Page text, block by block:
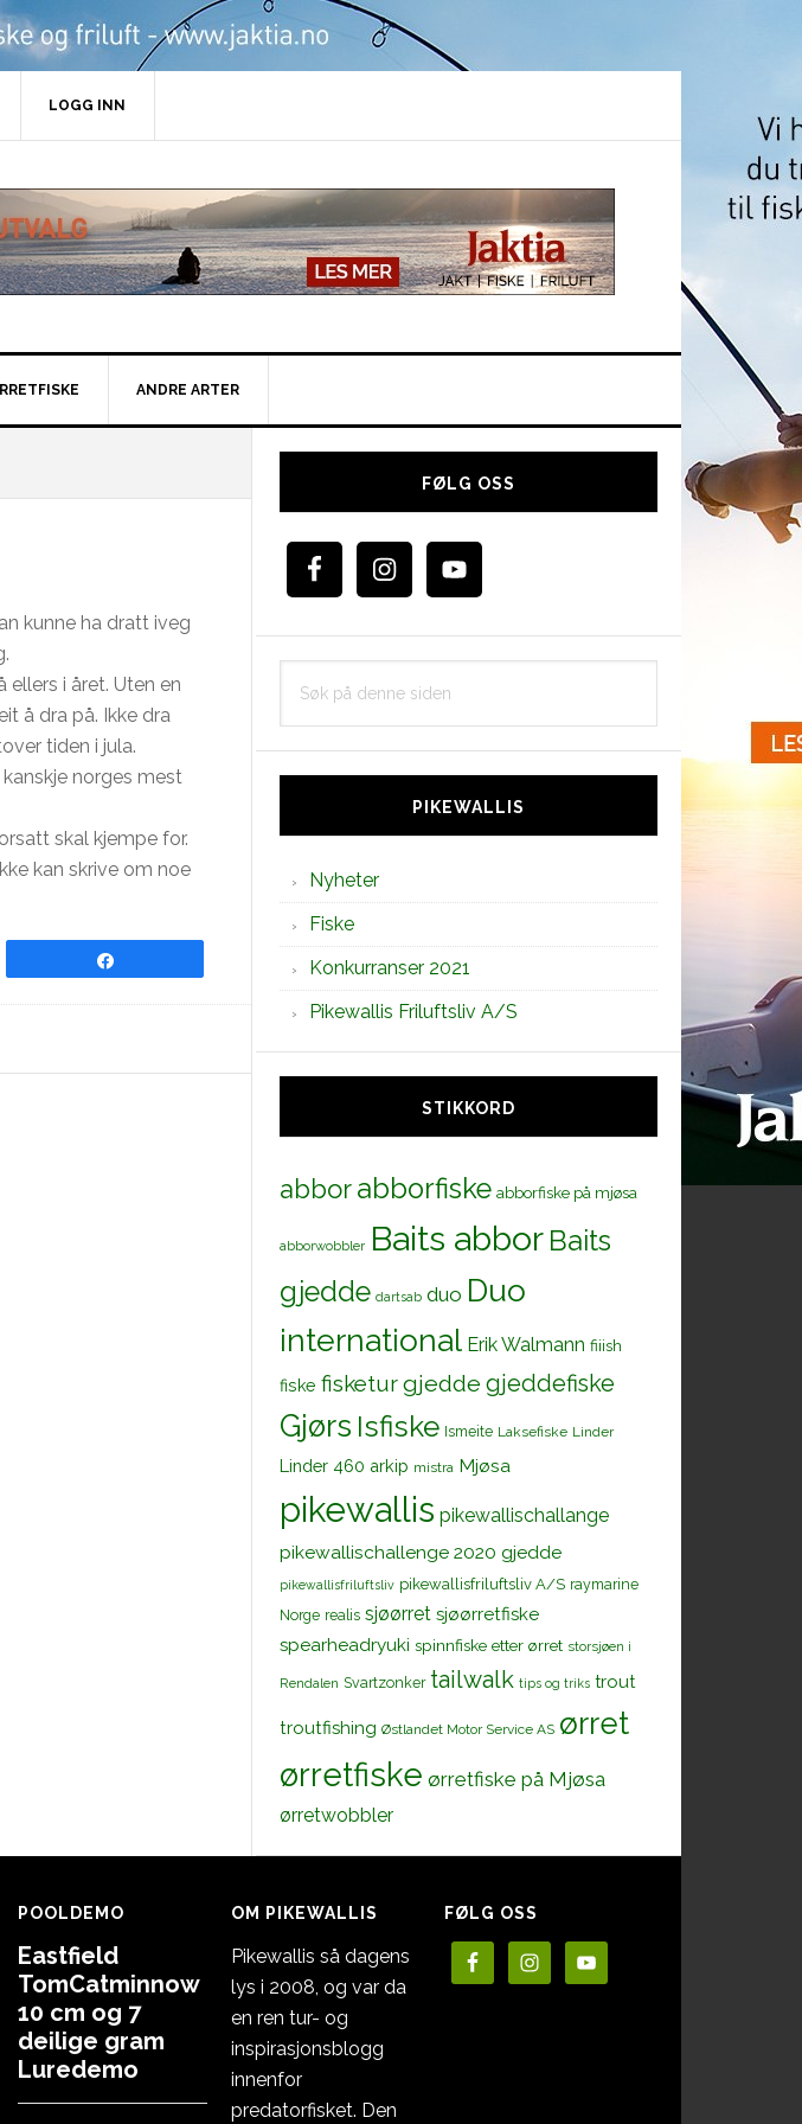
LOGG INN
ANDRE ARTER
kunne ha dratt iveg
i året. Uten en
å dra på. Ikke dra
tiden i jula.
norges mest
skal kjempe for.
kan skrive om noe
Hoved
FØLG OSS
PIKEWALLIS
Nyheter
Fiske
Konkurranser 2021
Pikewallis Friluftsliv A/S
STIKKORD
abborabborfiske abborfiske på mjøsa
abborwobbler Baits abbor Baits
gjedde dartsab duo Duo
international Erik Walmann fiiish
fiske fisketurgjedde gjeddefiske
Gjørs Isfiske Ismeite Laksefiske Linder
Linder 460 arkip mistra Mjøsa
pikewallis pikewallischallange
pikewallischallenge 2020 gjedde
pikewallisfriluftsliv pikewallisfriluftsliv A/S raymarine
Norge realis sjøørret sjøørretfiske
spearheadryuki spinnfiske etter ørret storsjøen i
Rendalen Svartzonker tailwalk tips og triks trout
troutfishing Østlandet Motor Service AS ørret
ørretfiske ørretfiske på Mjøsa
ørretwobbler
POOLDEMO
Eastfield
TomCatminnow
10 cm og 7
deilige gram
Luredemo
OM PIKEWALLIS
Pikewallis så dagens
lys i 2008, og var da
en ren tur- og
inspirasjonsblogg
innenfor
predatorfisket. Den
FØLG OSS